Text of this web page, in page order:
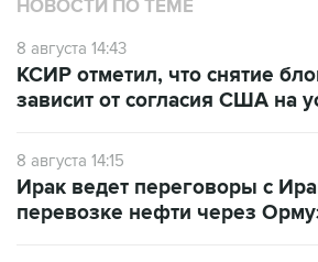
НОВОСТИ ПО ТЕМЕ
8 августа 14:43
КСИР отметил, что снятие
зависит от согласия США на
8 августа 14:15
Ирак ведет переговоры с
перевозке нефти через